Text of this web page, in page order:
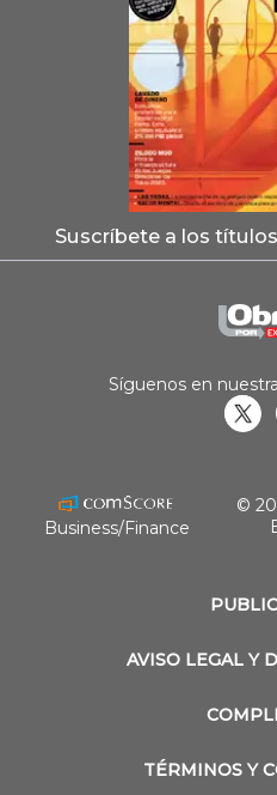
Suscríbete a los
AVISO LEGAL Y
TÉRMINOS Y
Síguenos en
Business/Finance
©